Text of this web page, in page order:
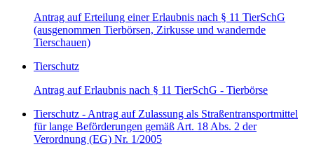
Antrag auf Erteilung einer Erlaubnis nach § 11 TierSchG
(ausgenommen Tierbörsen, Zirkusse und wandernde
Tierschauen)
Tierschutz
Antrag auf Erlaubnis nach § 11 TierSchG - Tierbörse
Tierschutz - Antrag auf Zulassung als Straßentransportmittel
für lange Beförderungen gemäß Art. 18 Abs. 2 der
Verordnung (EG) Nr. 1/2005